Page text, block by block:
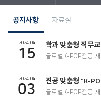
공지사항
2024.04
15
학과 맞춤형 직무
2024.04
03
전공 맞춤형 "K-
자료실